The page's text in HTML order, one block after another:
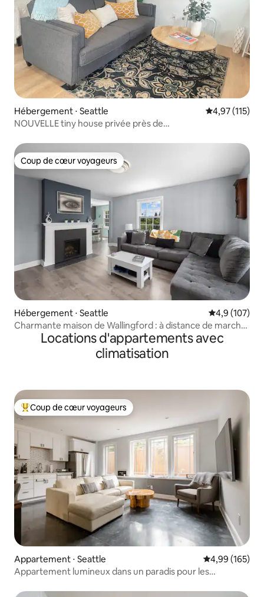
Hébergement ⋅ Seattle Évaluation
4,97 (115)
NOUVELLE tiny house privée près de
Coup de cœur voyageurs
Coup de cœur voyageurs
Hébergement ⋅ Seattle Évaluation
4,9 (107)
Charmante maison de Wallingford : à distance de marche
de UW !Locations d'appartements avec
climatisation
Coups de cœur voyageurs les plus appréciés
Coup de cœur voyageurs
Appartement ⋅ Seattle Évaluation
4,99 (165)
Appartement lumineux dans un paradis pour les